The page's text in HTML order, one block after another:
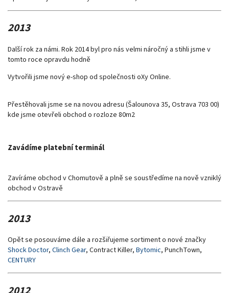
2013
Další rok za námi. Rok 2014 byl pro nás velmi náročný a stihli jsme v
tomto roce opravdu hodně
Vytvořili jsme nový e-shop od společnosti oXy Online.
Přestěhovali jsme se na novou adresu (Šalounova 35, Ostrava 703 00)
kde jsme otevřeli obchod o rozloze 80m2
Zavádíme platební terminál
Zavíráme obchod v Chomutově a plně se soustředíme na nově vzniklý
obchod v Ostravě
2013
Opět se posouváme dále a rozšiřujeme sortiment o nové značky
Shock Doctor, Clinch Gear, Contract Killer, Bytomic, PunchTown,
CENTURY